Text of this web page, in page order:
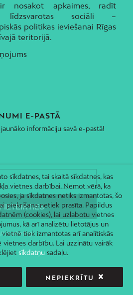
nosakot apkaimes, radīt
līdzsvarotas sociāli –
politikas ieviešanai Rīgas
teritorijā.
E-PASTĀ
informāciju savā e-pastā!
sīkdatnes, tai skaitā sīkdatnes, kas
vietnes darbībai. Ņemot vērā, ka
ja sīkdatnes netiks izmantotas, šo
piekrišana netiek prasīta. Papildus
(cookies), lai uzlabotu vietnes
kā arī analizētu lietotājus un
vietnē tiek izmantotas arī analītiskās
vietnes darbību. Lai uzzinātu vairāk
sīkdatņusadaļu.
NEPIEKRĪTU